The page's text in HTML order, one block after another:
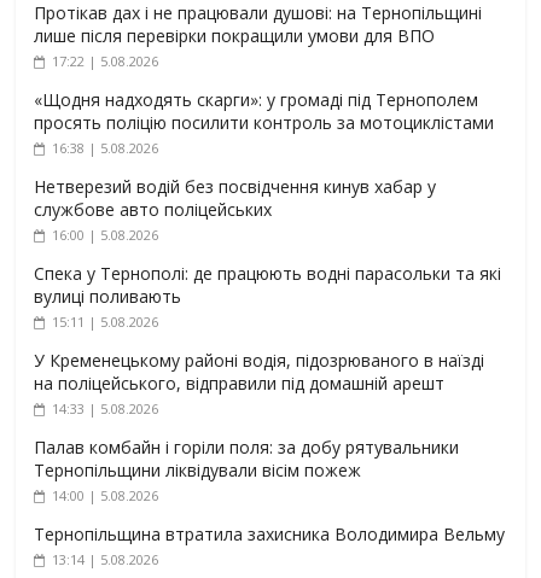
Протікав дах і не працювали душові: на Тернопільщині
лише після перевірки покращили умови для ВПО
17:22 | 5.08.2026
«Щодня надходять скарги»: у громаді під Тернополем
просять поліцію посилити контроль за мотоциклістами
16:38 | 5.08.2026
Нетверезий водій без посвідчення кинув хабар у
службове авто поліцейських
16:00 | 5.08.2026
Спека у Тернополі: де працюють водні парасольки та які
вулиці поливають
15:11 | 5.08.2026
У Кременецькому районі водія, підозрюваного в наїзді
на поліцейського, відправили під домашній арешт
14:33 | 5.08.2026
Палав комбайн і горіли поля: за добу рятувальники
Тернопільщини ліквідували вісім пожеж
14:00 | 5.08.2026
Тернопільщина втратила захисника Володимира Вельму
13:14 | 5.08.2026